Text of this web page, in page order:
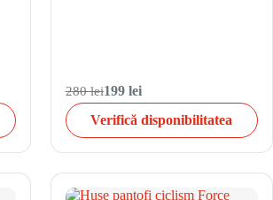
280 lei199 lei
Verifică disponibilitatea